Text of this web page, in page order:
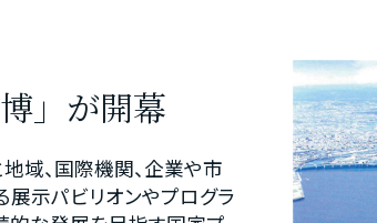
」が開幕
域、国際機関、企業や市
示パビリオンやプログラ